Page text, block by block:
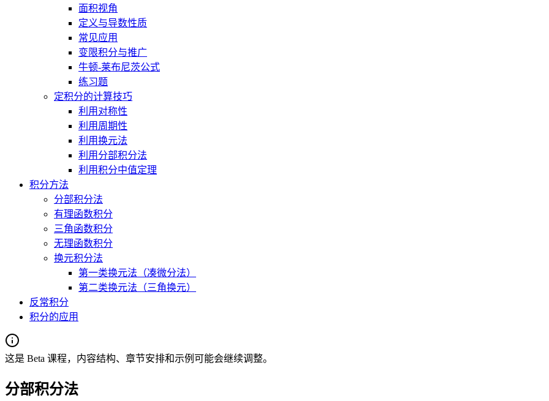
面积视角
定义与导数性质
常见应用
变限积分与推广
牛顿-莱布尼茨公式
练习题
定积分的计算技巧
利用对称性
利用周期性
利用换元法
利用分部积分法
利用积分中值定理
积分方法
分部积分法
有理函数积分
三角函数积分
无理函数积分
换元积分法
第一类换元法（凑微分法）
第二类换元法（三角换元）
反常积分
积分的应用
这是 Beta 课程，内容结构、章节安排和示例可能会继续调整。
分部积分法